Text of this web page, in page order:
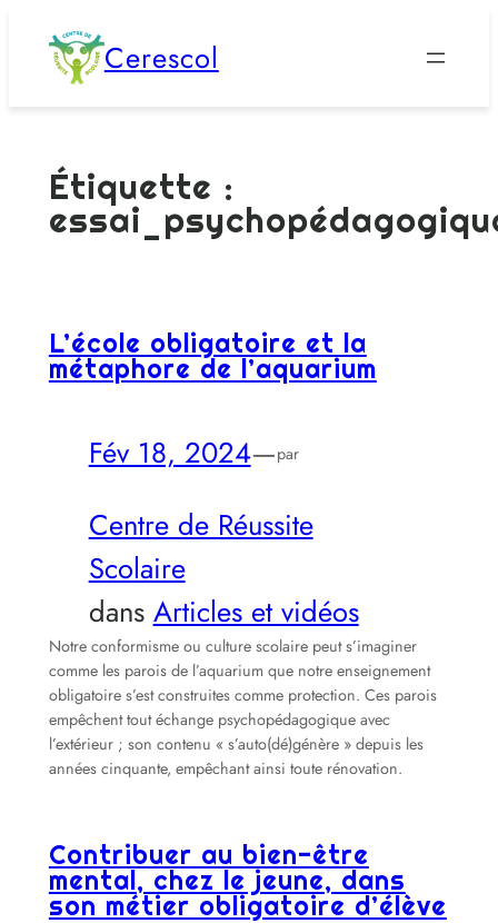
Aller
Cerescol
Étiquette :
L’école obligatoire et la
métaphore de l’aquarium
Fév 18, 2024—par
Centre de Réussite
Scolaire
dans Articles et vidéos
Notre conformisme ou culture scolaire peut s’imaginer
comme les parois de l’aquarium que notre enseignement
obligatoire s’est construites comme protection. Ces parois
empêchent tout échange psychopédagogique avec
l’extérieur ; son contenu « s’auto(dé)génère » depuis les
années cinquante, empêchant ainsi toute rénovation.
Contribuer au bien-être
mental, chez le jeune, dans
son métier obligatoire d’élève